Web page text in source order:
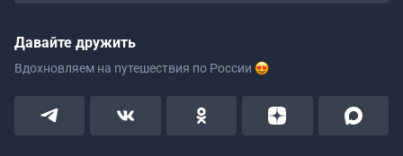
Давайте дружить
Вдохновляем на путешествия по России